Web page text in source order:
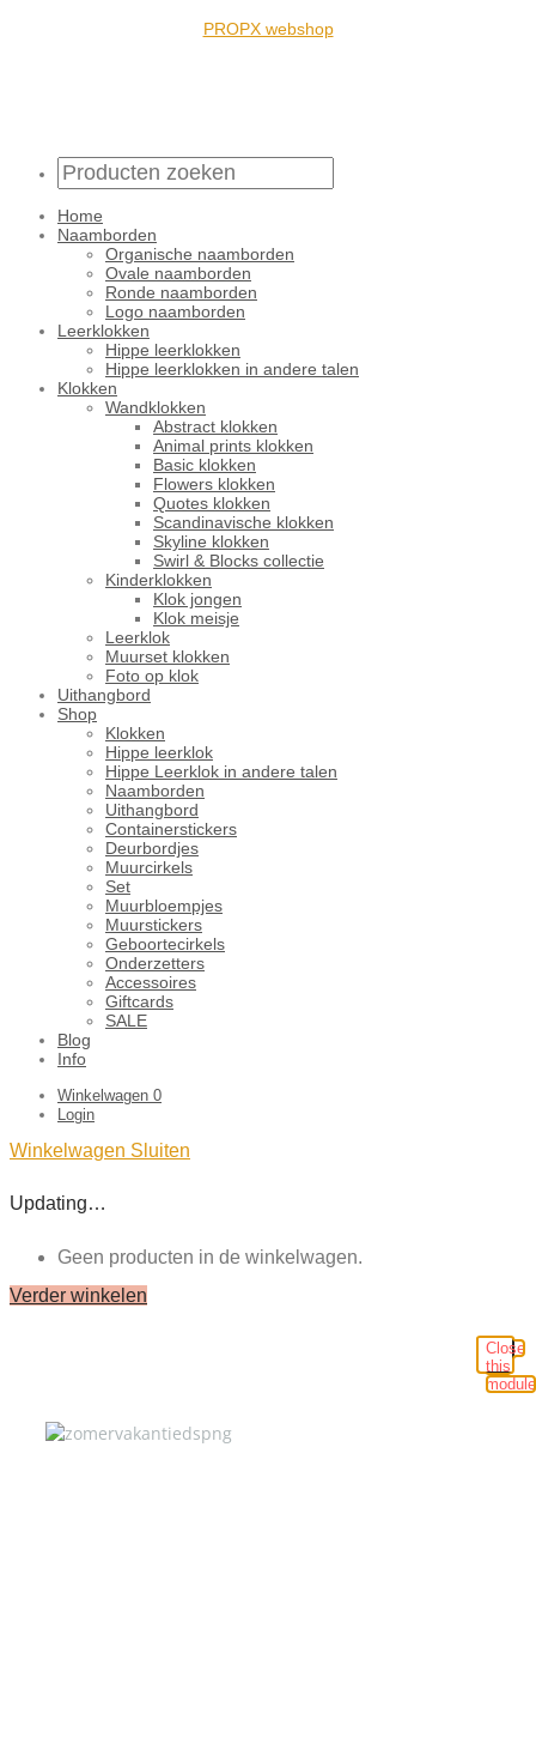
PROPX webshop
Home
Naamborden
Organische naamborden
Ovale naamborden
Ronde naamborden
Logo naamborden
Leerklokken
Hippe leerklokken
Hippe leerklokken in andere talen
Klokken
Wandklokken
Abstract klokken
Animal prints klokken
Basic klokken
Flowers klokken
Quotes klokken
Scandinavische klokken
Skyline klokken
Swirl & Blocks collectie
Kinderklokken
Klok jongen
Klok meisje
Leerklok
Muurset klokken
Foto op klok
Uithangbord
Shop
Klokken
Hippe leerklok
Hippe Leerklok in andere talen
Naamborden
Uithangbord
Containerstickers
Deurbordjes
Muurcirkels
Set
Muurbloempjes
Muurstickers
Geboortecirkels
Onderzetters
Accessoires
Giftcards
SALE
Blog
Info
Winkelwagen 0
Login
Winkelwagen Sluiten
Updating…
Geen producten in de winkelwagen.
Verder winkelen
Close
this
module